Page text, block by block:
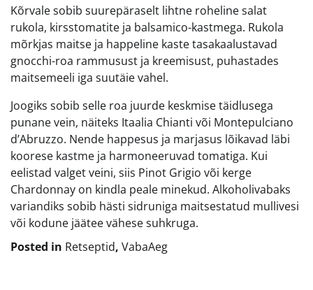
Kõrvale sobib suurepäraselt lihtne roheline salat
rukola, kirsstomatite ja balsamico-kastmega. Rukola
mõrkjas maitse ja happeline kaste tasakaalustavad
gnocchi-roa rammusust ja kreemisust, puhastades
maitsemeeli iga suutäie vahel.
Joogiks sobib selle roa juurde keskmise täidlusega
punane vein, näiteks Itaalia Chianti või Montepulciano
d’Abruzzo. Nende happesus ja marjasus lõikavad läbi
koorese kastme ja harmoneeruvad tomatiga. Kui
eelistad valget veini, siis Pinot Grigio või kerge
Chardonnay on kindla peale minekud. Alkoholivabaks
variandiks sobib hästi sidruniga maitsestatud mullivesi
või kodune jäätee vähese suhkruga.
Posted in Retseptid, VabaAeg